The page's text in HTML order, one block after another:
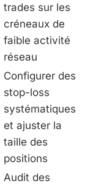
trades sur les
créneaux de
faible activité
réseau
Configurer des
stop-loss
systématiques
et ajuster la
taille des
positions
Audit des